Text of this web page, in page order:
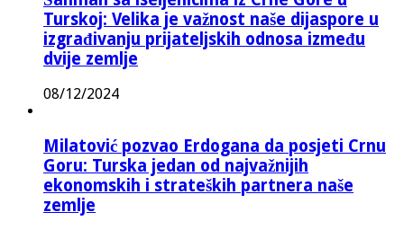
Turskoj: Velika je važnost naše dijaspore u
izgrađivanju prijateljskih odnosa između
dvije zemlje
08/12/2024
Milatović pozvao Erdogana da posjeti Crnu
Goru: Turska jedan od najvažnijih
ekonomskih i strateških partnera naše
zemlje